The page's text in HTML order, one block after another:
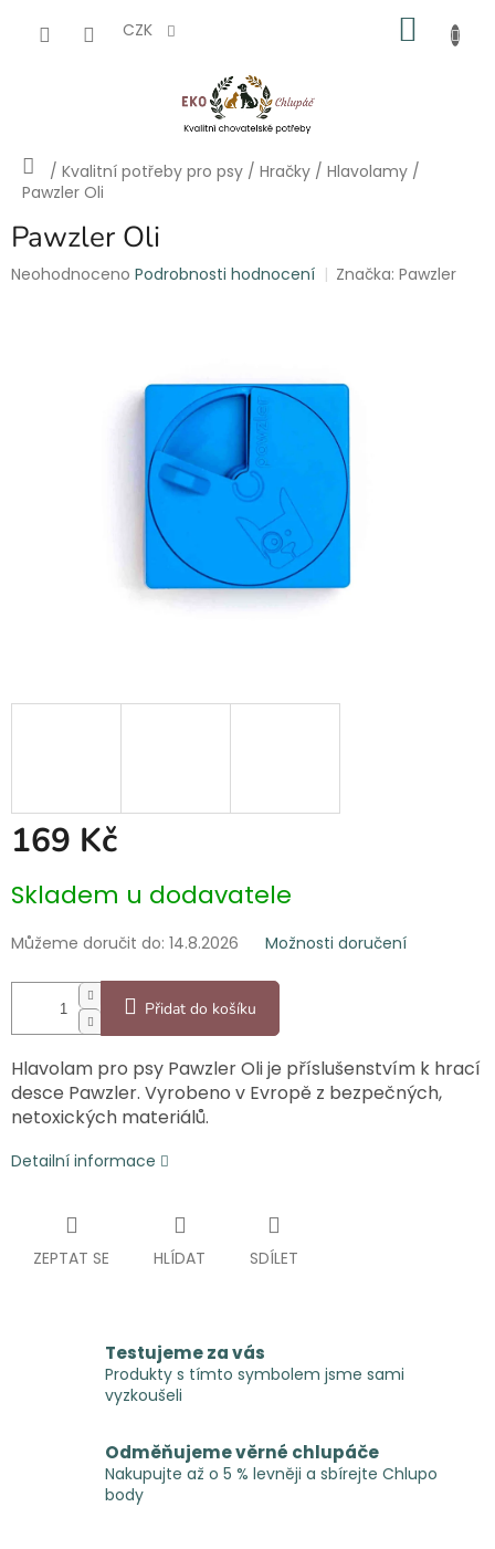
CZK
Domů
/ Kvalitní potřeby pro psy / Hračky / Hlavolamy /
Pawzler Oli
Pawzler Oli
Průměrné
Neohodnoceno Podrobnosti hodnocení Značka:Pawzler
169 Kč
cena:
Skladem u dodavatele
Můžeme doručit do: 14.8.2026 Možnosti doručení
Přidat do košíku
Hlavolam pro psy Pawzler Oli je příslušenstvím k hrací
desce Pawzler. Vyrobeno v Evropě z bezpečných,
netoxických materiálů.
Detailní informace
ZEPTAT SE HLÍDAT SDÍLET
Testujeme za vás
Produkty s tímto symbolem jsme sami
vyzkoušeli
Odměňujeme věrné chlupáče
Nakupujte až o 5 % levněji a sbírejte Chlupo
body